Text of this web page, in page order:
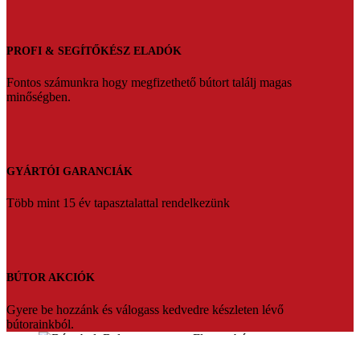
PROFI & SEGÍTŐKÉSZ ELADÓK
Fontos számunkra hogy megfizethető bútort találj magas
minőségben.
GYÁRTÓI GARANCIÁK
Több mint 15 év tapasztalattal rendelkezünk
BÚTOR AKCIÓK
Gyere be hozzánk és válogass kedvedre készleten lévő
bútorainkból.